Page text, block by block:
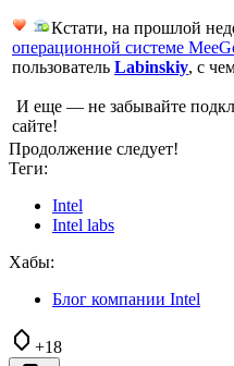
Кстати, на прошлой
операционной системе
пользователь Labinskiy, с
И еще — не забывайте
сайте!
Продолжение следует!
Теги:
Intel
Intel labs
Хабы:
Блог компании Intel
+18